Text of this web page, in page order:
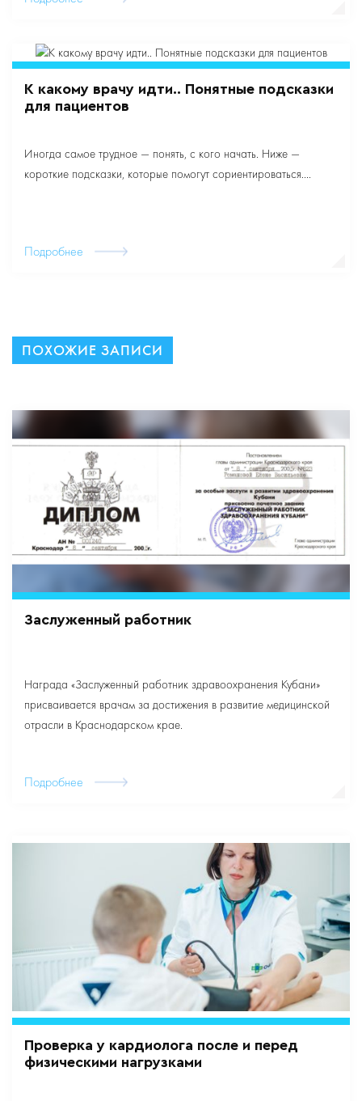
К какому врачу идти.. Понятные подсказки
для пациентов
Иногда самое трудное — понять, с кого начать. Ниже —
короткие подсказки, которые помогут сориентироваться....
Подробнее
ПОХОЖИЕ ЗАПИСИ
Заслуженный работник
Награда «Заслуженный работник здравоохранения Кубани»
присваивается врачам за достижения в развитие медицинской
отрасли в Краснодарском крае.
Подробнее
Проверка у кардиолога после и перед
физическими нагрузками